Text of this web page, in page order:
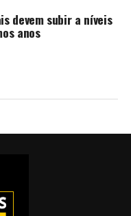
devem subir a níveis
anos